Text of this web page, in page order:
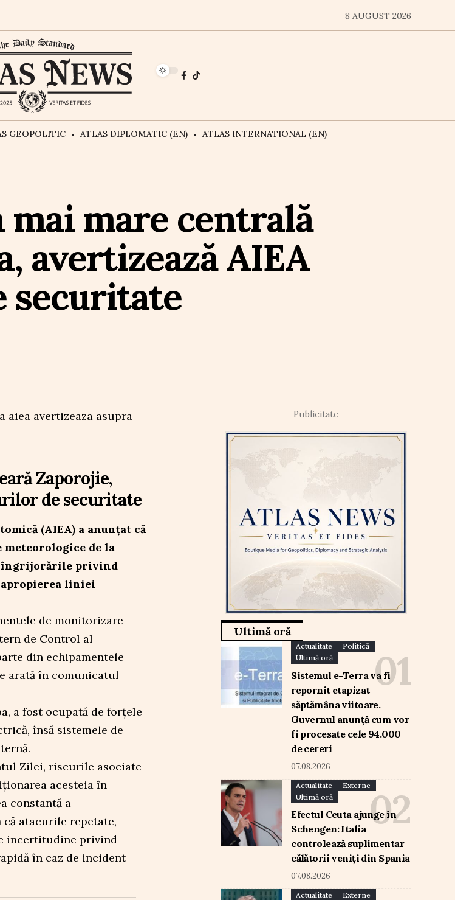
8 AUGUST 2026
GEOPOLITIC ATLAS DIPLOMATIC (EN)
ATLAS INTERNATIONAL (EN)
mai mare centrală
avertizează AIEA
securitate
Zaporojie,
de securitate
(AIEA) a anunțat că
meteorologice de la
îngrijorările privind
liniei
de monitorizare
de Control al
din echipamentele
arată în comunicatul
a fost ocupată de forțele
însă sistemele de
Zilei, riscurile asociate
acesteia în
constantă a
atacurile repetate,
incertitudine privind
în caz de incident
Publicitate
Ultimă oră
Actualitate
Politică
Ultimă oră
Sistemul e-Terra va fi
repornit etapizat
săptămâna viitoare.
Guvernul anunță cum vor
fi procesate cele 94.000
de cereri
07.08.2026
Actualitate
Externe
Ultimă oră
Efectul Ceuta ajunge în
Schengen: Italia
controlează suplimentar
călătorii veniți din Spania
07.08.2026
Actualitate
Externe